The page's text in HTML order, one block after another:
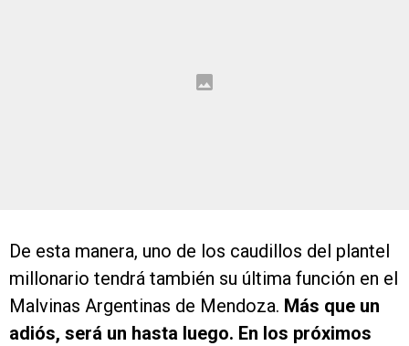
De esta manera, uno de los caudillos del plantel
millonario tendrá también su última función en el
Malvinas Argentinas de Mendoza. Más que un
adiós, será un hasta luego. En los próximos